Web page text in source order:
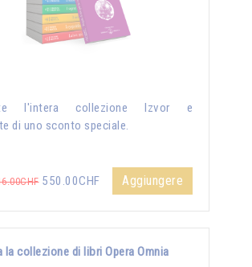
l'intera collezione Izvor e
di uno sconto speciale.
550.00CHF Aggiungere
la collezione di libri Opera Omnia